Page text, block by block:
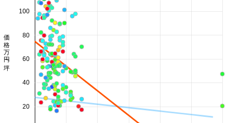
20
40
60
80
100
価格 万円/坪